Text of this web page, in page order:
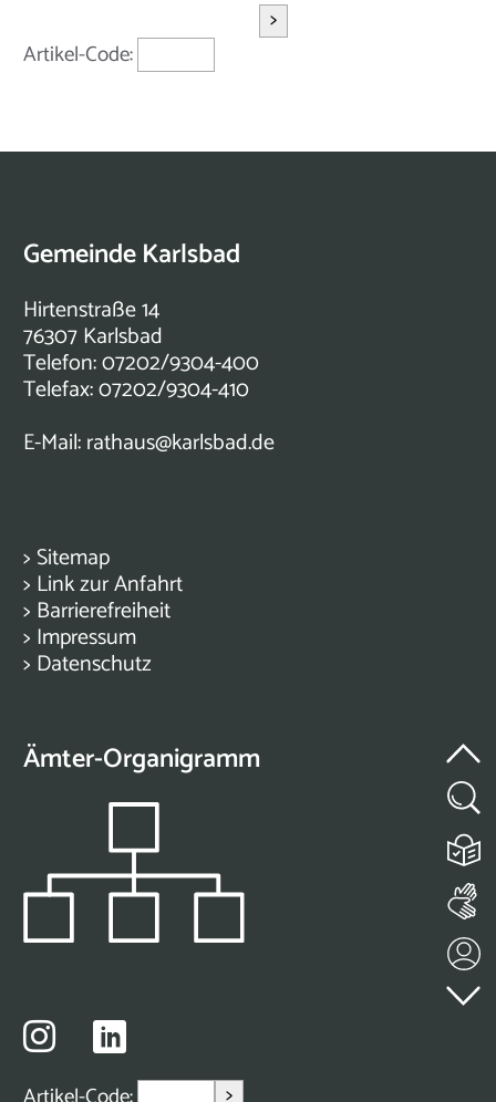
Artikel-Code:
>
Gemeinde Karlsbad
Hirtenstraße 14
76307 Karlsbad
Telefon: 07202/9304-400
Telefax: 07202/9304-410
E-Mail:rathaus@karlsbad.de
> Sitemap
> Link zur Anfahrt
> Barrierefreiheit
> Impressum
> Datenschutz
Ämter-Organigramm
>